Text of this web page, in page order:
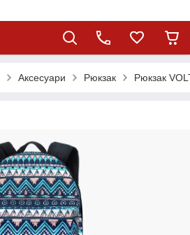
Аксесуари Рюкзак Рюкзак